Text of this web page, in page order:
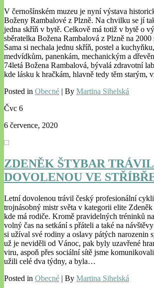
V černošínském muzeu je nyní výstava
Boženy Rambalové z Plzně. Na chvilku se jí
jedna skříň v bytě. Celkově má totiž v bytě o
sběratelka Božena Rambalová z Plzně na
Sama si nechala jednu skříň, postel a
medvídkům, panenkám, mechanickým a
74letá Božena Rambalová, bývalá zdravotní
kde lásku k hračkám, hlavně tedy těm starým,
Posted in Obecné | By Martina Sihelská
Čvc 6
6 července, 2020
ZDENĚK ŠTYBAR TRÁVIL
DOVOLENOU VE
Letní dovolenou trávil český profesionální
trojnásobný mistr světa v kategorii elite
kde má rodiče. Kromě pravidelných tréninků
volný čas na setkání s přáteli a také na
si užíval své rodiny a oslavy pátých narozenin
už je neviděli od Vánoc, pak byly uzavřené
viru, aspoň přes sociální sítě jsme
užili celé dva týdny, a byla…
Posted in Obecné | By Martina Sihelská